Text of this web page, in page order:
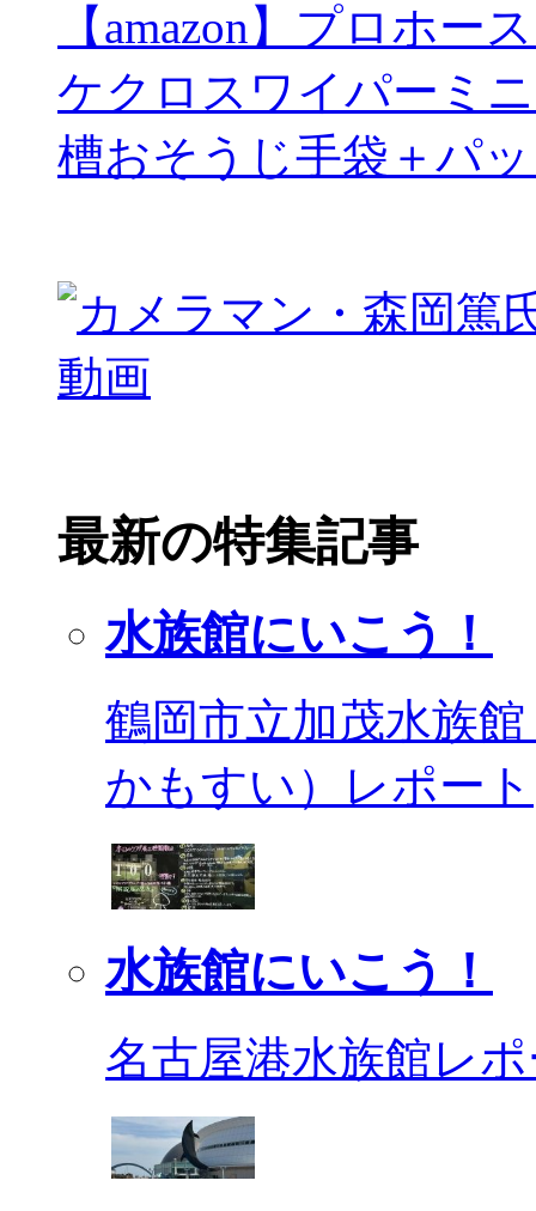
【amazon】プロホー
ケクロスワイパーミ
槽おそうじ手袋＋パ
最新の特集記事
水族館にいこう！
鶴岡市立加茂水族
かもすい）レポート
水族館にいこう！
名古屋港水族館レ